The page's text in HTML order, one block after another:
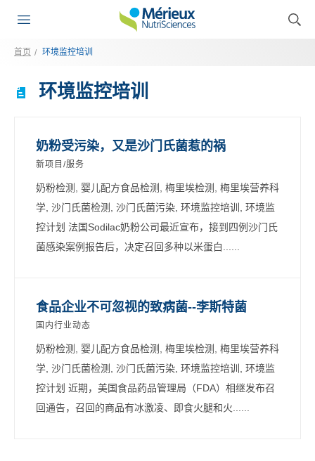
首页 环境监控培训
环境监控培训
奶粉受污染，又是沙门氏菌惹的祸
新项目/服务
奶粉检测, 婴儿配方食品检测, 梅里埃检测, 梅里埃营养科
学, 沙门氏菌检测, 沙门氏菌污染, 环境监控培训, 环境监
控计划 法国Sodilac奶粉公司最近宣布，接到四例沙门氏
菌感染案例报告后，决定召回多种以米蛋白......
食品企业不可忽视的致病菌--李斯特菌
国内行业动态
奶粉检测, 婴儿配方食品检测, 梅里埃检测, 梅里埃营养科
学, 沙门氏菌检测, 沙门氏菌污染, 环境监控培训, 环境监
控计划 近期，美国食品药品管理局（FDA）相继发布召
回通告，召回的商品有冰激凌、即食火腿和火......